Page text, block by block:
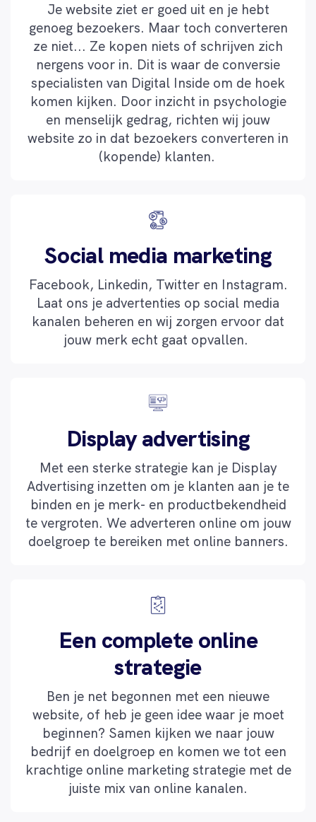
Je website ziet er goed uit en je hebt
genoeg bezoekers. Maar toch converteren
ze niet... Ze kopen niets of schrijven zich
nergens voor in. Dit is waar de conversie
specialisten van Digital Inside om de hoek
komen kijken. Door inzicht in psychologie
en menselijk gedrag, richten wij jouw
website zo in dat bezoekers converteren in
(kopende) klanten.
Social media marketing
Facebook, Linkedin, Twitter en Instagram.
Laat ons je advertenties op social media
kanalen beheren en wij zorgen ervoor dat
jouw merk echt gaat opvallen.
Display advertising
Met een sterke strategie kan je Display
Advertising inzetten om je klanten aan je te
binden en je merk- en productbekendheid
te vergroten. We adverteren online om jouw
doelgroep te bereiken met online banners.
Een complete online
strategie
Ben je net begonnen met een nieuwe
website, of heb je geen idee waar je moet
beginnen? Samen kijken we naar jouw
bedrijf en doelgroep en komen we tot een
krachtige online marketing strategie met de
juiste mix van online kanalen.